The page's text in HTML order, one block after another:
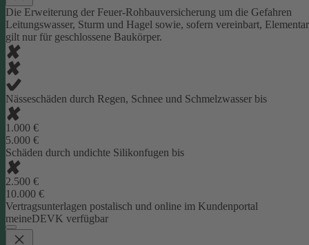
Die Erweiterung der Feuer-Rohbauversicherung um die Gefahren
Leitungswasser, Sturm und Hagel sowie, sofern vereinbart, Elementar
gilt nur für geschlossene Baukörper.
Nässeschäden durch Regen, Schnee und Schmelzwasser bis
1.000 €
5.000 €
Schäden durch undichte Silikonfugen bis
2.500 €
10.000 €
Vertragsunterlagen postalisch und online im Kundenportal
meineDEVK verfügbar